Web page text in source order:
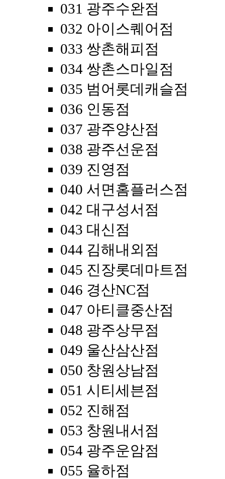
031 광주수완점
032 아이스퀘어점
033 쌍촌해피점
034 쌍촌스마일점
035 범어롯데캐슬점
036 인동점
037 광주양산점
038 광주선운점
039 진영점
040 서면홈플러스점
042 대구성서점
043 대신점
044 김해내외점
045 진장롯데마트점
046 경산NC점
047 아티클중산점
048 광주상무점
049 울산삼산점
050 창원상남점
051 시티세븐점
052 진해점
053 창원내서점
054 광주운암점
055 율하점